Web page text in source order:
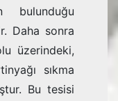
bulunduğu
Daha sonra
üzerindeki,
sıkma
Bu tesisi